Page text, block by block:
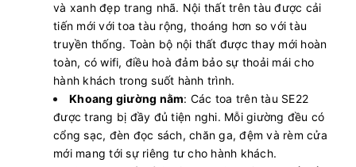
và xanh đẹp trang nhã. Nội thất trên tàu được cải
tiến mới với toa tàu rộng, thoáng hơn so với tàu
truyền thống. Toàn bộ nội thất được thay mới hoàn
toàn, có wifi, điều hoà đảm bảo sự thoải mái cho
hành khách trong suốt hành trình.
Khoang giường nằm: Các toa trên tàu SE22
được trang bị đầy đủ tiện nghi. Mỗi giường đều có
cổng sạc, đèn đọc sách, chăn ga, đệm và rèm cửa
mới mang tới sự riêng tư cho hành khách.